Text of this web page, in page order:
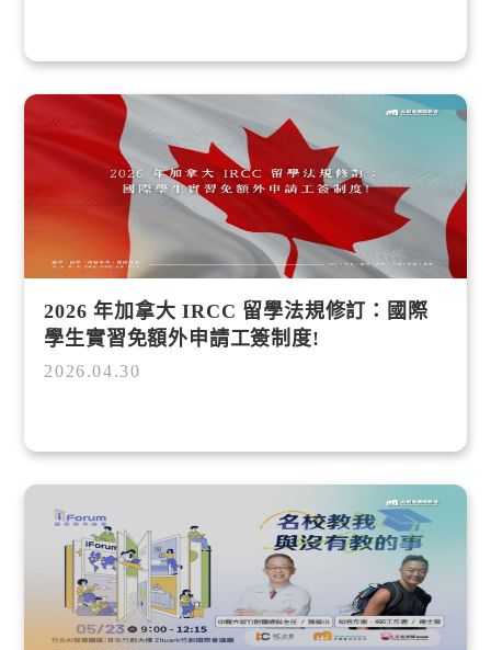
2026 年加拿大 IRCC 留學法規修訂：國際
學生實習免額外申請工簽制度!
2026.04.30